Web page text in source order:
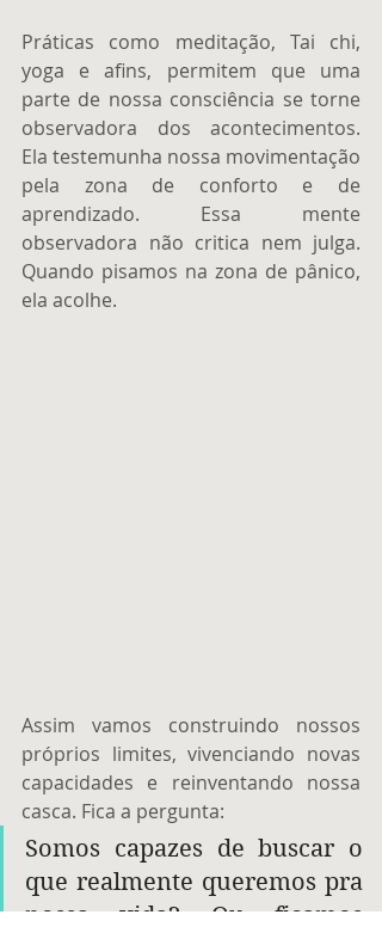
Práticas como meditação, Tai chi,
yoga e afins, permitem que uma
parte de nossa consciência se torne
observadora dos acontecimentos.
Ela testemunha nossa movimentação
pela zona de conforto e de
aprendizado. Essa mente
observadora não critica nem julga.
Quando pisamos na zona de pânico,
ela acolhe.
Assim vamos construindo nossos
próprios limites, vivenciando novas
capacidades e reinventando nossa
casca. Fica a pergunta:
Somos capazes de buscar o
que realmente queremos pra
nossa vida? Ou ficamos